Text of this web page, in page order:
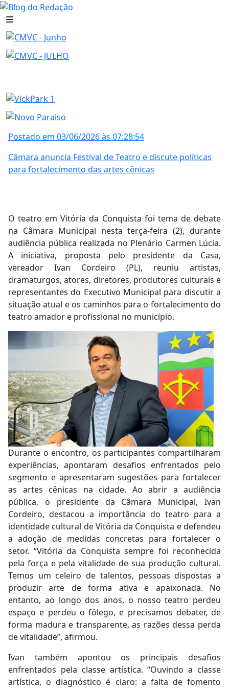
Postado em 03/06/2026 às 07:28:54
Câmara anuncia Festival de Teatro e discute políticas
para fortalecimento das artes cênicas
O teatro em Vitória da Conquista foi tema de debate
na Câmara Municipal nesta terça-feira (2), durante
audiência pública realizada no Plenário Carmen Lúcia.
A iniciativa, proposta pelo presidente da Casa,
vereador Ivan Cordeiro (PL), reuniu artistas,
dramaturgos, atores, diretores, produtores culturais e
representantes do Executivo Municipal para discutir a
situação atual e os caminhos para o fortalecimento do
teatro amador e profissional no município.
Durante o encontro, os participantes compartilharam
experiências, apontaram desafios enfrentados pelo
segmento e apresentaram sugestões para fortalecer
as artes cênicas na cidade. Ao abrir a audiência
pública, o presidente da Câmara Municipal, Ivan
Cordeiro, destacou a importância do teatro para a
identidade cultural de Vitória da Conquista e defendeu
a adoção de medidas concretas para fortalecer o
setor. “Vitória da Conquista sempre foi reconhecida
pela força e pela vitalidade de sua produção cultural.
Temos um celeiro de talentos, pessoas dispostas a
produzir arte de forma ativa e apaixonada. No
entanto, ao longo dos anos, o nosso teatro perdeu
espaço e perdeu o fôlego, e precisamos debater, de
forma madura e transparente, as razões dessa perda
de vitalidade”, afirmou.
Ivan também apontou os principais desafios
enfrentados pela classe artística. “Ouvindo a classe
artística, o diagnóstico é claro: a falta de fomento